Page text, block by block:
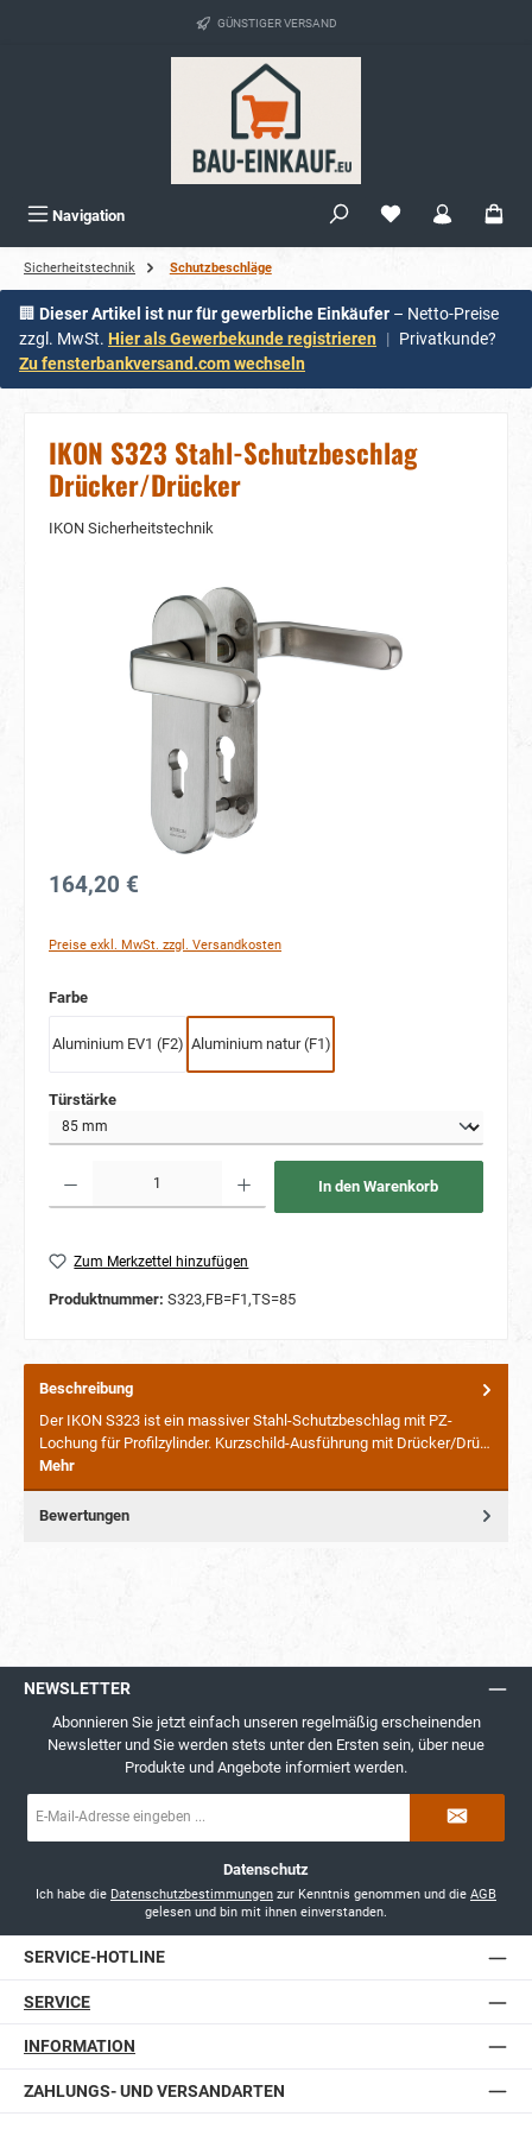
GÜNSTIGER VERSAND
Navigation
Sicherheitstechnik Schutzbeschläge
🏢 Dieser Artikel ist nur für gewerbliche Einkäufer – Netto-Preise
zzgl. MwSt. Hier als Gewerbekunde registrieren | Privatkunde?
Zu fensterbankversand.com wechseln
IKON S323 Stahl-Schutzbeschlag
Drücker/Drücker
IKON Sicherheitstechnik
Bildergalerie überspringen
164,20 €
Preise exkl. MwSt. zzgl. Versandkosten
Farbeauswählen
Aluminium EV1 (F2) Aluminium natur (F1)
Türstärkeauswählen
In den Warenkorb
Zum Merkzettel hinzufügen
Produktnummer: S323,FB=F1,TS=85
Beschreibung
Der IKON S323 ist ein massiver Stahl-Schutzbeschlag mit PZ-
Lochung für Profilzylinder. Kurzschild-Ausführung mit Drücker/Drü…
Mehr
Bewertungen
NEWSLETTER
Abonnieren Sie jetzt einfach unseren regelmäßig erscheinenden
Newsletter und Sie werden stets unter den Ersten sein, über neue
Produkte und Angebote informiert werden.
Mail-
Datenschutz
Ich habe die Datenschutzbestimmungen zur Kenntnis genommen und die AGB
gelesen und bin mit ihnen einverstanden.
SERVICE-HOTLINE
SERVICE
INFORMATION
ZAHLUNGS- UND VERSANDARTEN